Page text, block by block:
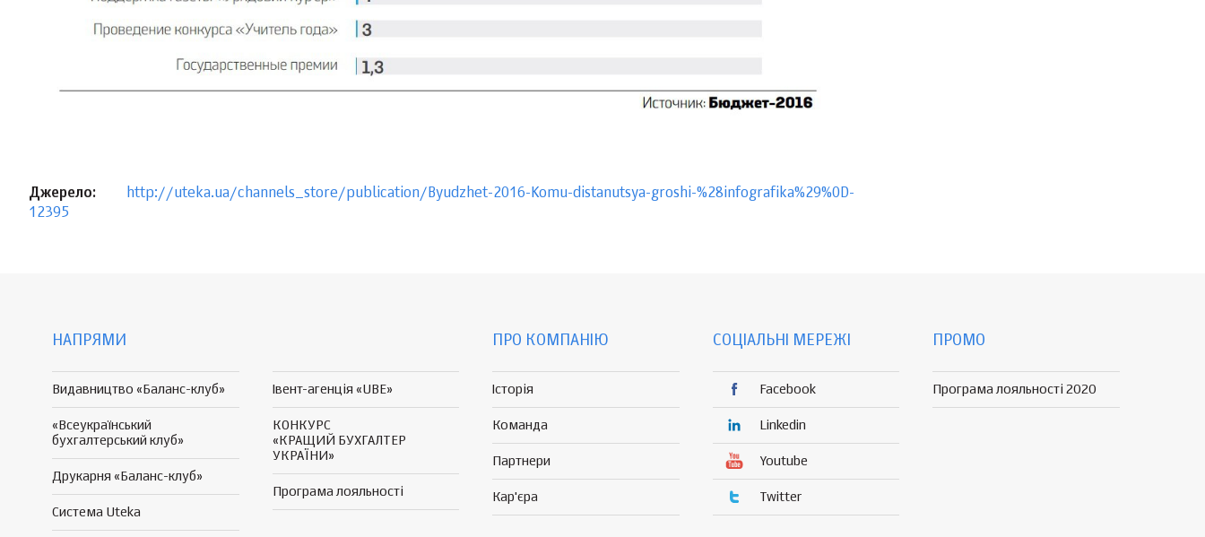
Джерело:
http://uteka.ua/channels_store/publication/Byudzhet-2016-Komu-distanutsya-groshi-%28infografika%29%0D-
12395
НАПРЯМИ
Видавництво «Баланс-клуб»
«Всеукраїнський
бухгалтерський клуб»
Друкарня «Баланс-клуб»
Система Uteka
Івент-агенція «UBE»
КОНКУРС
«КРАЩИЙ БУХГАЛТЕР
УКРАЇНИ»
Програма лояльності
ПРО КОМПАНІЮ
Історія
Команда
Партнери
Кар'єра
СОЦІАЛЬНІ МЕРЕЖІ
Facebook
Linkedin
Youtube
Twitter
ПРОМО
Програма лояльності 2020